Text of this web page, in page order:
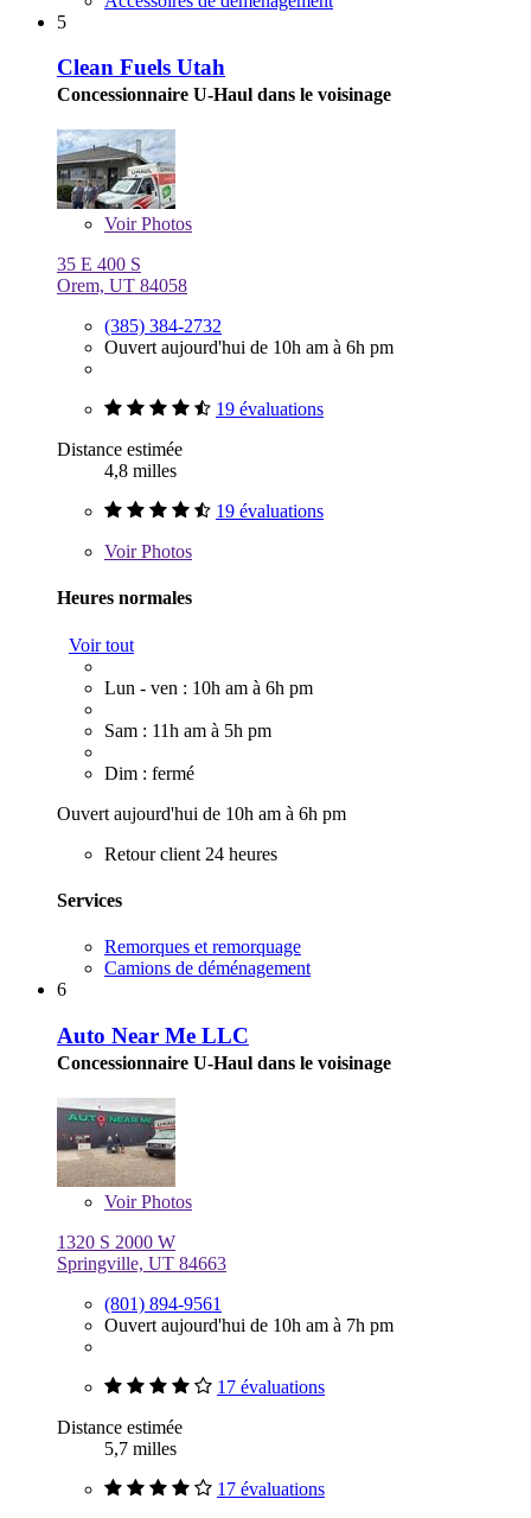
5
Clean Fuels Utah
Concessionnaire U-Haul dans le voisinage
VoirPhotos
35 E 400 S
Orem, UT 84058
(385) 384-2732
Ouvert aujourd'hui de 10h am à 6h pm
19 évaluations
Distance estimée
4,8 milles
19 évaluations
VoirPhotos
Heures normales
Voir tout
Lun - ven : 10h am à 6h pm
Sam : 11h am à 5h pm
Dim : fermé
Ouvert aujourd'hui de 10h am à 6h pm
Retour client 24 heures
Services
Remorques et remorquage
Camions de déménagement
6
Auto Near Me LLC
Concessionnaire U-Haul dans le voisinage
VoirPhotos
1320 S 2000 W
Springville, UT 84663
(801) 894-9561
Ouvert aujourd'hui de 10h am à 7h pm
17 évaluations
Distance estimée
5,7 milles
17 évaluations